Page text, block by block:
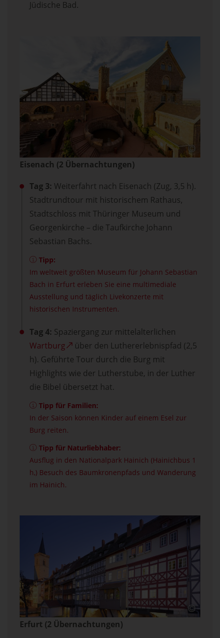
Jüdische Bad.
Eisenach (2 Übernachtungen)
Tag 3: Weiterfahrt nach Eisenach (Zug, 3,5 h).
Stadtrundtour mit historischem Rathaus,
Stadtschloss mit Thüringer Museum und
Georgenkirche – die Taufkirche Johann
Sebastian Bachs.
Tipp:
Im weltweit größten Museum für Johann Sebastian
Bach in Erfurt erleben Sie eine multimediale
Ausstellung und täglich Livekonzerte mit
historischen Instrumenten.
Tag 4: Spaziergang zur mittelalterlichen
Wartburg
über den Luthererlebnispfad (2,5
h). Geführte Tour durch die Burg mit
Highlights wie der Lutherstube, in der Luther
die Bibel übersetzt hat.
Tipp für Familien:
In der Saison können Kinder auf einem Esel zur
Burg reiten.
Tipp für Naturliebhaber:
Ausflug in den Nationalpark Hainich (Hainichbus 1
h,) Besuch des Baumkronenpfads und Wanderung
im Hainich.
Erfurt (2 Übernachtungen)